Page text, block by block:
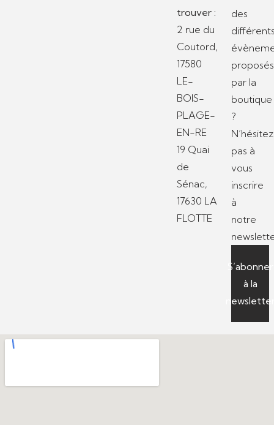
trouver :
2 rue du
Coutord,
17580
LE-
BOIS-
PLAGE-
EN-RE
19 Quai
de
Sénac,
17630 LA
FLOTTE
des
proposés
par la
boutique
?
N’hésitez
pas à
vous
inscrire
à
notre
S’abonner
à la